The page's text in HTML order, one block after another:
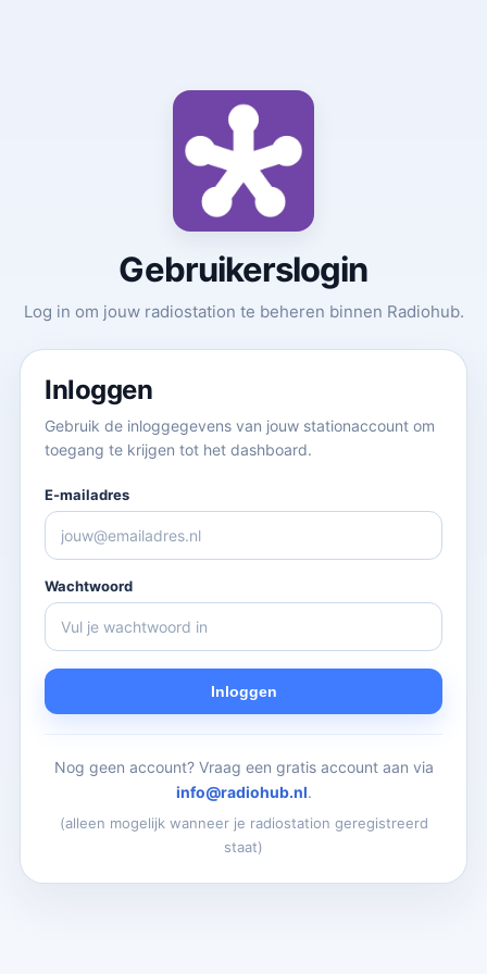
Gebruikerslogin
Log in om jouw radiostation te beheren binnen Radiohub.
Inloggen
Gebruik de inloggegevens van jouw stationaccount om
toegang te krijgen tot het dashboard.
E-mailadres
Wachtwoord
Inloggen
Nog geen account? Vraag een gratis account aan via
info@radiohub.nl.
(alleen mogelijk wanneer je radiostation geregistreerd
staat)